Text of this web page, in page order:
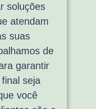
soluções
atendam
suas
de
garantir
seja
você